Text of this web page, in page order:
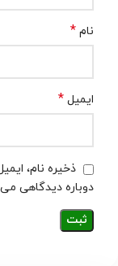
نام *
ایمیل *
ذخیره نام،
دوباره دیدگاهی